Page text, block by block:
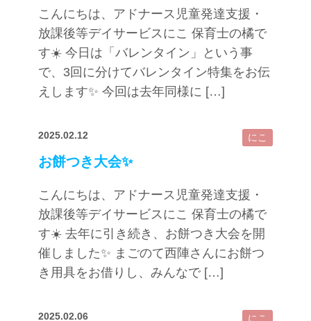
こんにちは、アドナース児童発達支援・
放課後等デイサービスにこ 保育士の橘で
す☀️ 今日は「バレンタイン」という事
で、3回に分けてバレンタイン特集をお伝
えします✨ 今回は去年同様に […]
2025.02.12 にこ
お餅つき大会✨
こんにちは、アドナース児童発達支援・
放課後等デイサービスにこ 保育士の橘で
す☀️ 去年に引き続き、お餅つき大会を開
催しました✨ まごのて西陣さんにお餅つ
き用具をお借りし、みんなで […]
2025.02.06 にこ